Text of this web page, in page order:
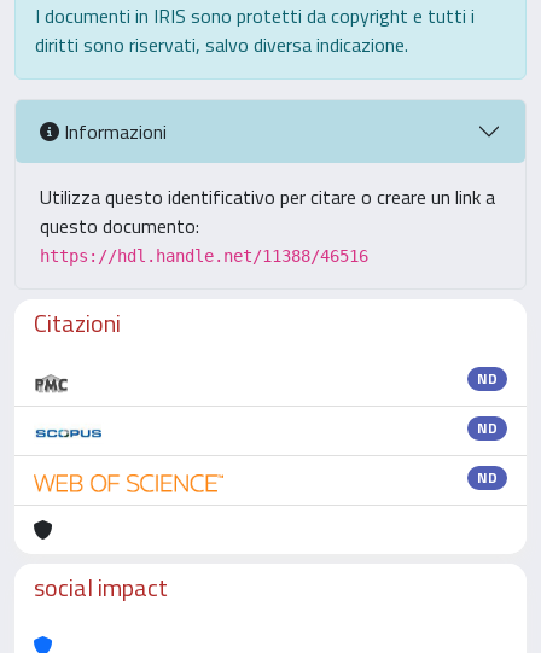
I documenti in IRIS sono protetti da copyright e tutti i
diritti sono riservati, salvo diversa indicazione.
Informazioni
Utilizza questo identificativo per citare o creare un link a
questo documento:
https://hdl.handle.net/11388/46516
Citazioni
ND
ND
ND
social impact